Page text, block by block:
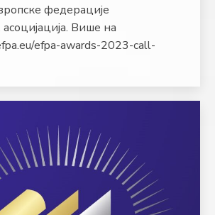
федерације
Више на
efpa-awards-2023-call-